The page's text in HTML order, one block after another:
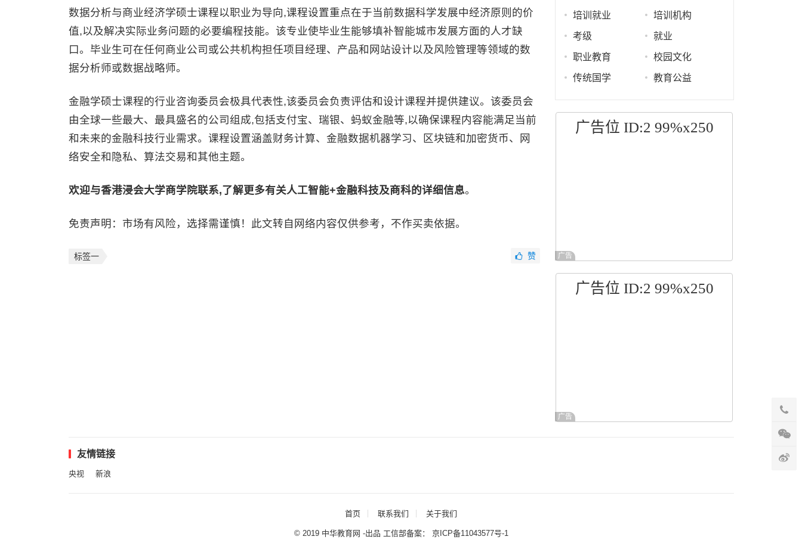
数据分析与商业经济学硕士课程以职业为导向,课程设置重点在于当前数据科学发展中经济原则的价
值,以及解决实际业务问题的必要编程技能。该专业使毕业生能够填补智能城市发展方面的人才缺
口。毕业生可在任何商业公司或公共机构担任项目经理、产品和网站设计以及风险管理等领域的数
据分析师或数据战略师。
金融学硕士课程的行业咨询委员会极具代表性,该委员会负责评估和设计课程并提供建议。该委员会
由全球一些最大、最具盛名的公司组成,包括支付宝、瑞银、蚂蚁金融等,以确保课程内容能满足当前
和未来的金融科技行业需求。课程设置涵盖财务计算、金融数据机器学习、区块链和加密货币、网
络安全和隐私、算法交易和其他主题。
欢迎与香港浸会大学商学院联系,了解更多有关人工智能+金融科技及商科的详细信息。
免责声明：市场有风险，选择需谨慎！此文转自网络内容仅供参考，不作买卖依据。
标签一 赞
培训就业 培训机构
考级 就业
职业教育 校园文化
传统国学 教育公益
广告位 ID:2 99%x250
广告
广告位 ID:2 99%x250
广告
友情链接
央视 新浪
首页 联系我们 关于我们
© 2019 中华教育网 -出品 工信部备案： 京ICP备11043577号-1